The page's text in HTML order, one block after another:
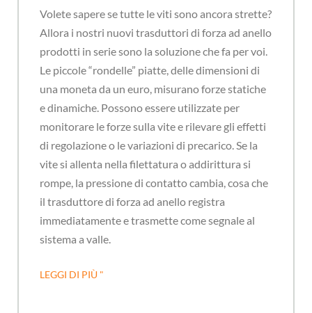
Volete sapere se tutte le viti sono ancora strette?
Allora i nostri nuovi trasduttori di forza ad anello
prodotti in serie sono la soluzione che fa per voi.
Le piccole “rondelle” piatte, delle dimensioni di
una moneta da un euro, misurano forze statiche
e dinamiche. Possono essere utilizzate per
monitorare le forze sulla vite e rilevare gli effetti
di regolazione o le variazioni di precarico. Se la
vite si allenta nella filettatura o addirittura si
rompe, la pressione di contatto cambia, cosa che
il trasduttore di forza ad anello registra
immediatamente e trasmette come segnale al
sistema a valle.
LEGGI DI PIÙ "